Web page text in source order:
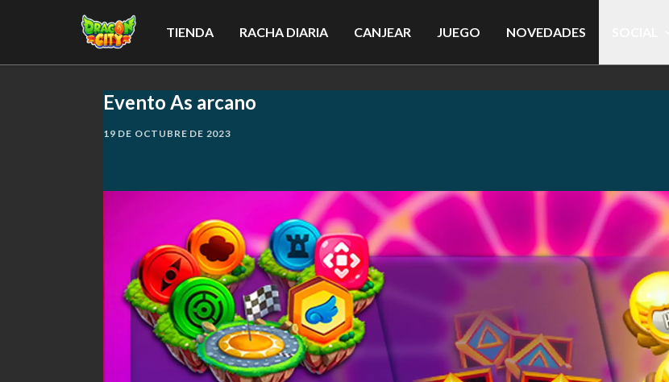
TIENDA RACHA DIARIA CANJEAR JUEGO NOVEDADES
Evento As arcano
19 DE OCTUBRE DE 2023